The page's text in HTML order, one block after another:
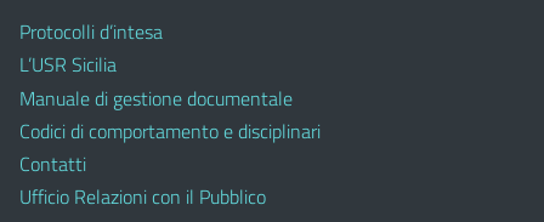
Protocolli d’intesa
L’USR Sicilia
Manuale di gestione documentale
Codici di comportamento e disciplinari
Contatti
Ufficio Relazioni con il Pubblico